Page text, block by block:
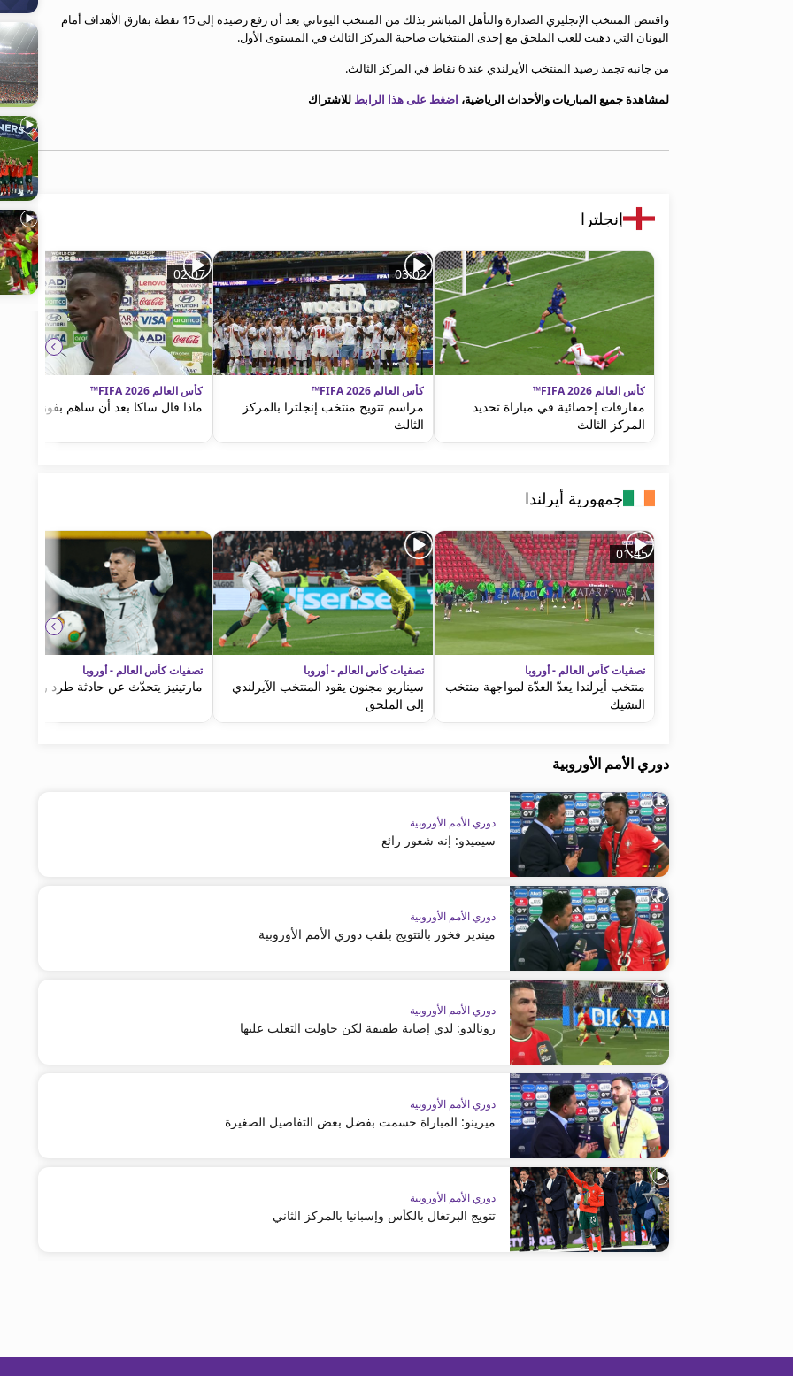
واقتنص المنتخب الإنجليزي الصدارة والتأهل المباشر بذلك من المنتخب اليوناني بعد أن رفع رصيده إلى 15 نقطة بفارق الأهداف أمام
اليونان التي ذهبت للعب الملحق مع إحدى المنتخبات صاحبة المركز الثالث في المستوى الأول.
من جانبه تجمد رصيد المنتخب الأيرلندي عند 6 نقاط في المركز الثالث.
لمشاهدة جميع المباريات والأحداث الرياضية، اضغط على هذا الرابط للاشتراك
إنجلترا
كأس العالم FIFA 2026™
مفارقات إحصائية في مباراة تحديد
المركز الثالث
03:02
كأس العالم FIFA 2026™
مراسم تتويج منتخب إنجلترا بالمركز
الثالث
02:07
كأس العالم FIFA 2026™
ماذا قال ساكا بعد أن ساهم بفوز إنجلترا
جمهورية أيرلندا
01:45
تصفيات كأس العالم - أوروبا
منتخب أيرلندا يعدّ العدّة لمواجهة منتخب
التشيك
تصفيات كأس العالم - أوروبا
سيناريو مجنون يقود المنتخب الآيرلندي
إلى الملحق
تصفيات كأس العالم - أوروبا
مارتينيز يتحدّث عن حادثة طرد رونالدو
دوري الأمم الأوروبية
دوري الأمم الأوروبية
سيميدو: إنه شعور رائع
دوري الأمم الأوروبية
مينديز فخور بالتتويج بلقب دوري الأمم الأوروبية
دوري الأمم الأوروبية
رونالدو: لدي إصابة طفيفة لكن حاولت التغلب عليها
دوري الأمم الأوروبية
ميرينو: المباراة حسمت بفضل بعض التفاصيل الصغيرة
دوري الأمم الأوروبية
تتويج البرتغال بالكأس وإسبانيا بالمركز الثاني